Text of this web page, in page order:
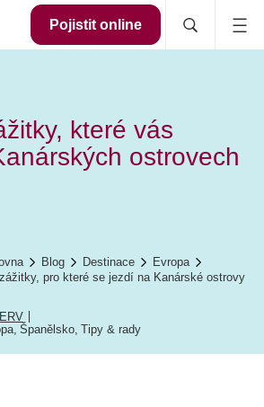
Pojistit online
které vás
ostrovech
Blog Destinace
Evropa
pro které se jezdí na Kanárské ostrovy
, Španělsko, Tipy & rady